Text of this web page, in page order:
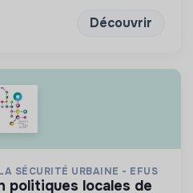
Découvrir
SÉCURITÉ URBAINE - EFUS